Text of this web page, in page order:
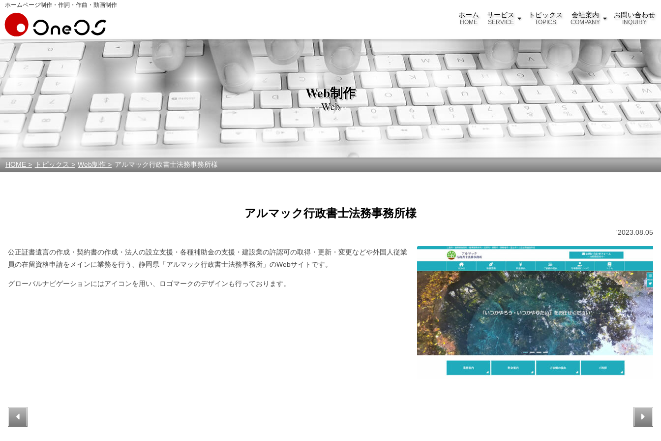
ホームページ制作・作詞・作曲・動画制作
ホーム
HOME
サービス
SERVICE
トピックス
TOPICS
会社案内
COMPANY
お問い合わせ
INQUIRY
Web制作
- Web -
HOME トピックス Web制作 アルマック行政書士法務事務所様
アルマック行政書士法務事務所様
'2023.08.05
公正証書遺言の作成・契約書の作成・法人の設立支援・各種補助金の支援・建設業の許認可の取得・更新・変更などや外国人従業
員の在留資格申請をメインに業務を行う、静岡県「アルマック行政書士法務事務所」のWebサイトです。
グローバルナビゲーションにはアイコンを用い、ロゴマークのデザインも行っております。